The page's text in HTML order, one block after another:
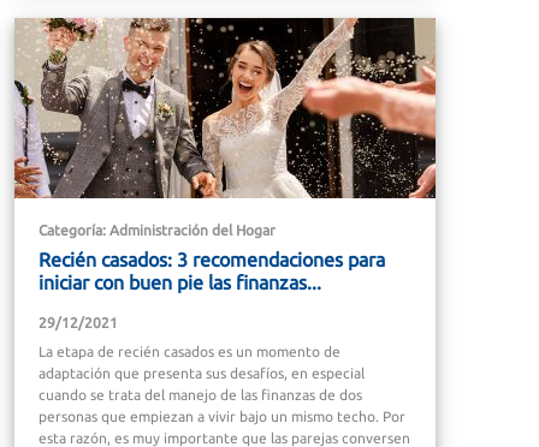
Categoría: Administración del Hogar
Recién casados: 3 recomendaciones para
iniciar con buen pie las finanzas...
29/12/2021
La etapa de recién casados es un momento de
adaptación que presenta sus desafíos, en especial
cuando se trata del manejo de las finanzas de dos
personas que empiezan a vivir bajo un mismo techo. Por
esta razón, es muy importante que las parejas conversen